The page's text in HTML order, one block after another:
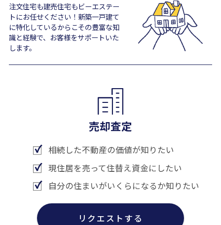
注文住宅も建売住宅もビーエステー
トにお任せください！新築一戸建て
に特化しているからこその豊富な知
識と経験で、お客様をサポートいた
します。
売却査定
相続した不動産の価値が知りたい
現住居を売って住替え資金にしたい
自分の住まいがいくらになるか知りたい
リクエストする